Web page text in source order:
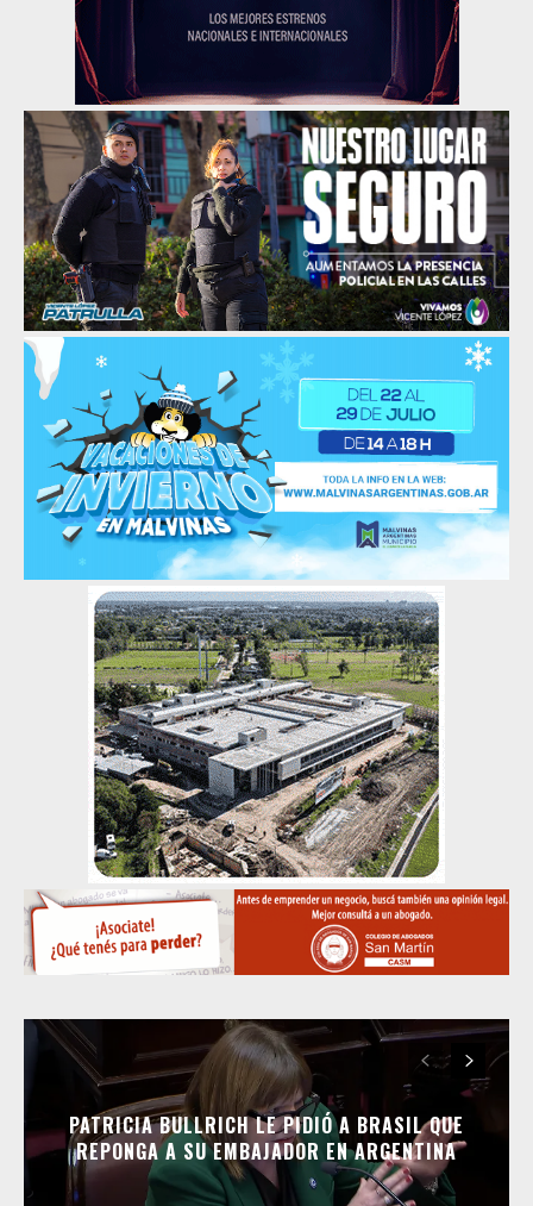
PATRICIA BULLRICH LE PIDIÓ A BRASIL QUE
REPONGA A SU EMBAJADOR EN ARGENTINA